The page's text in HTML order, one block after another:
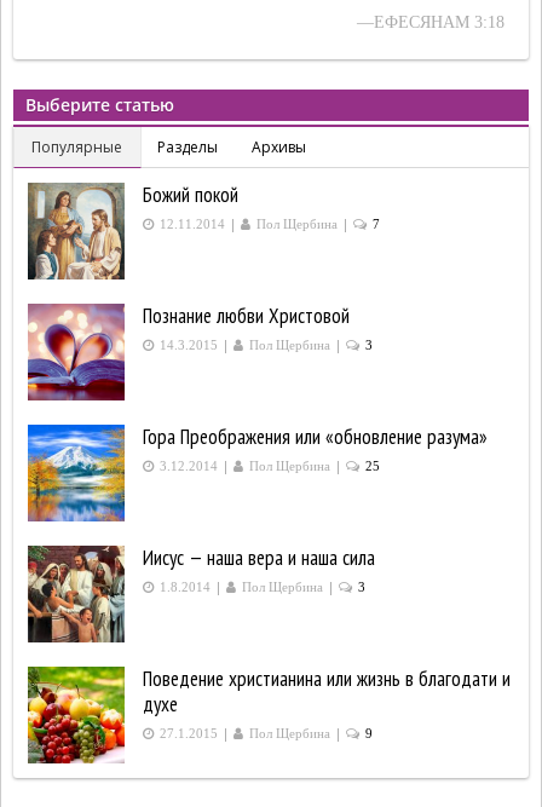
—ЕФЕСЯНАМ 3:18
Выберите статью
Популярные Разделы Архивы
Божий покой
12.11.2014 | Пол Щербина | 7
Познание любви Христовой
14.3.2015 | Пол Щербина | 3
Гора Преображения или «обновление разума»
3.12.2014 | Пол Щербина | 25
Иисус — наша вера и наша сила
1.8.2014 | Пол Щербина | 3
Поведение христианина или жизнь в благодати и
духе
27.1.2015 | Пол Щербина | 9